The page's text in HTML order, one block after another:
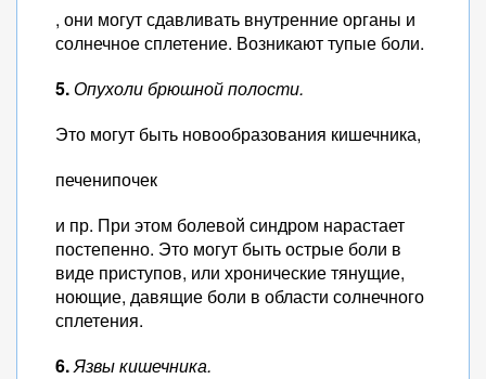
, они могут сдавливать внутренние органы и
солнечное сплетение. Возникают тупые боли.
5.Опухоли брюшной полости.
Это могут быть новообразования кишечника,
печенипочек
и пр. При этом болевой синдром нарастает
постепенно. Это могут быть острые боли в
виде приступов, или хронические тянущие,
ноющие, давящие боли в области солнечного
сплетения.
6.Язвы кишечника.